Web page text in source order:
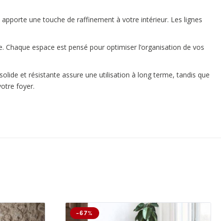
une touche de raffinement à votre intérieur. Les lignes
espace est pensé pour optimiser l’organisation de vos
et résistante assure une utilisation à long terme, tandis que
foyer.
-67%